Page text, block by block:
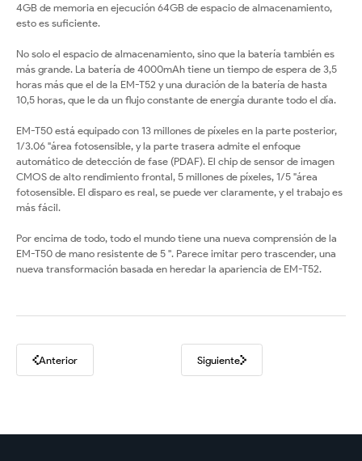
4GB de memoria en ejecución 64GB de espacio de almacenamiento,
esto es suficiente.
No solo el espacio de almacenamiento, sino que la batería también es
más grande. La batería de 4000mAh tiene un tiempo de espera de 3,5
horas más que el de la EM-T52 y una duración de la batería de hasta
10,5 horas, que le da un flujo constante de energía durante todo el día.
EM-T50 está equipado con 13 millones de píxeles en la parte posterior,
1/3.06 "área fotosensible, y la parte trasera admite el enfoque
automático de detección de fase (PDAF). El chip de sensor de imagen
CMOS de alto rendimiento frontal, 5 millones de píxeles, 1/5 "área
fotosensible. El disparo es real, se puede ver claramente, y el trabajo es
más fácil.
Por encima de todo, todo el mundo tiene una nueva comprensión de la
EM-T50 de mano resistente de 5 ''. Parece imitar pero trascender, una
nueva transformación basada en heredar la apariencia de EM-T52.
Anterior Siguiente